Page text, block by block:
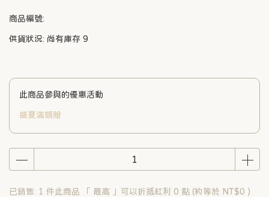
商品編號:
供貨狀況: 尚有庫存 9
此商品參與的優惠活動
盛夏滿額贈
已銷售: 1 件此商品 「 最高 」可以折抵紅利 0 點 (約等於 NT$0 )